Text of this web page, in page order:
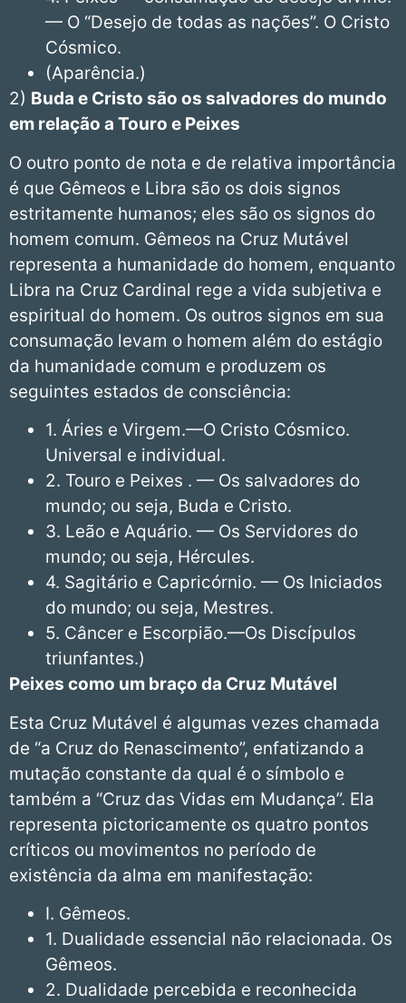
— O “Desejo de todas as nações”. O Cristo
Cósmico.
(Aparência.)
2) Buda e Cristo são os salvadores do mundo
em relação a Touro e Peixes
O outro ponto de nota e de relativa importância
é que Gêmeos e Libra são os dois signos
estritamente humanos; eles são os signos do
homem comum. Gêmeos na Cruz Mutável
representa a humanidade do homem, enquanto
Libra na Cruz Cardinal rege a vida subjetiva e
espiritual do homem. Os outros signos em sua
consumação levam o homem além do estágio
da humanidade comum e produzem os
seguintes estados de consciência:
1. Áries e Virgem.—O Cristo Cósmico.
Universal e individual.
2. Touro e Peixes . — Os salvadores do
mundo; ou seja, Buda e Cristo.
3. Leão e Aquário. — Os Servidores do
mundo; ou seja, Hércules.
4. Sagitário e Capricórnio. — Os Iniciados
do mundo; ou seja, Mestres.
5. Câncer e Escorpião.—Os Discípulos
triunfantes.)
Peixes como um braço da Cruz Mutável
Esta Cruz Mutável é algumas vezes chamada
de “a Cruz do Renascimento”, enfatizando a
mutação constante da qual é o símbolo e
também a “Cruz das Vidas em Mudança”. Ela
representa pictoricamente os quatro pontos
críticos ou movimentos no período de
existência da alma em manifestação:
I. Gêmeos.
1. Dualidade essencial não relacionada. Os
Gêmeos.
2. Dualidade percebida e reconhecida